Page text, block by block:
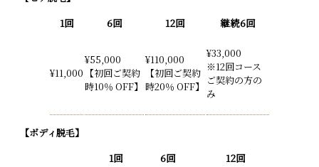
1回 6回 12回 継続6回
¥11,000
¥55,000
【初回ご契約
時10％ OFF】
¥110,000
【初回ご契約
時20％ OFF】
¥33,000
※12回コース
ご契約の方の
み
【ボディ脱毛】
1回 6回 12回